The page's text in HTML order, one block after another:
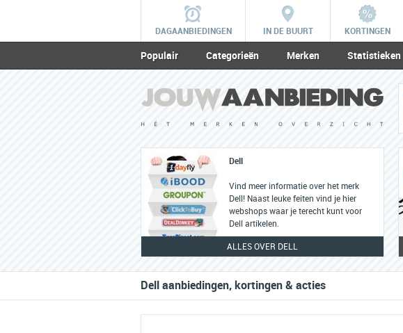
DAGAANBIEDINGEN IN DE BUURT KORTINGEN
Populair Categorieën Merken Statistieken
Dell
Vind meer informatie over het merk
Dell! Naast leuke feiten vind je hier
webshops waar je terecht kunt voor
Dell artikelen.
ALLES OVER DELL
Dell aanbiedingen, kortingen & acties